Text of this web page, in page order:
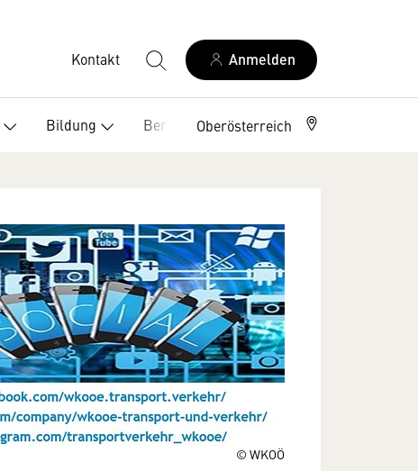
Kontakt Anmelden
Bildung BerufszweigeOberösterreich
© WKOÖ